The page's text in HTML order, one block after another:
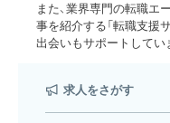
また、業界専門の転職エ
事を紹介する「転職支援
出会いもサポートしてい
求人をさがす